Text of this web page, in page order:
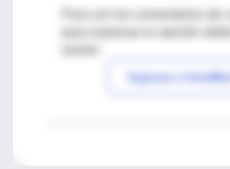
Para ver los comentarios de
Ingresar a IntraMed